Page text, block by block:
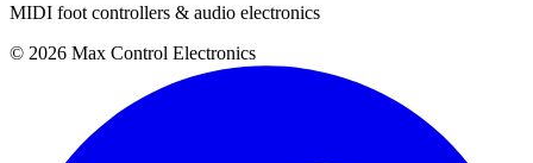
MIDI foot controllers & audio electronics
© 2026 Max Control Electronics